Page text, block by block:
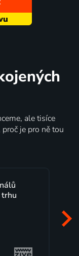
ale tisíce
je pro ně tou
let s
Velký výběr
běžet k TV na
je přesně to, co